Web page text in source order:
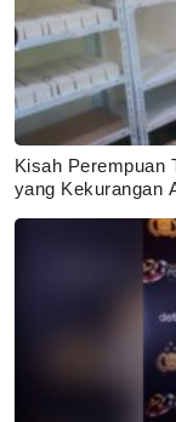
Kisah Perempuan
yang Kekurangan